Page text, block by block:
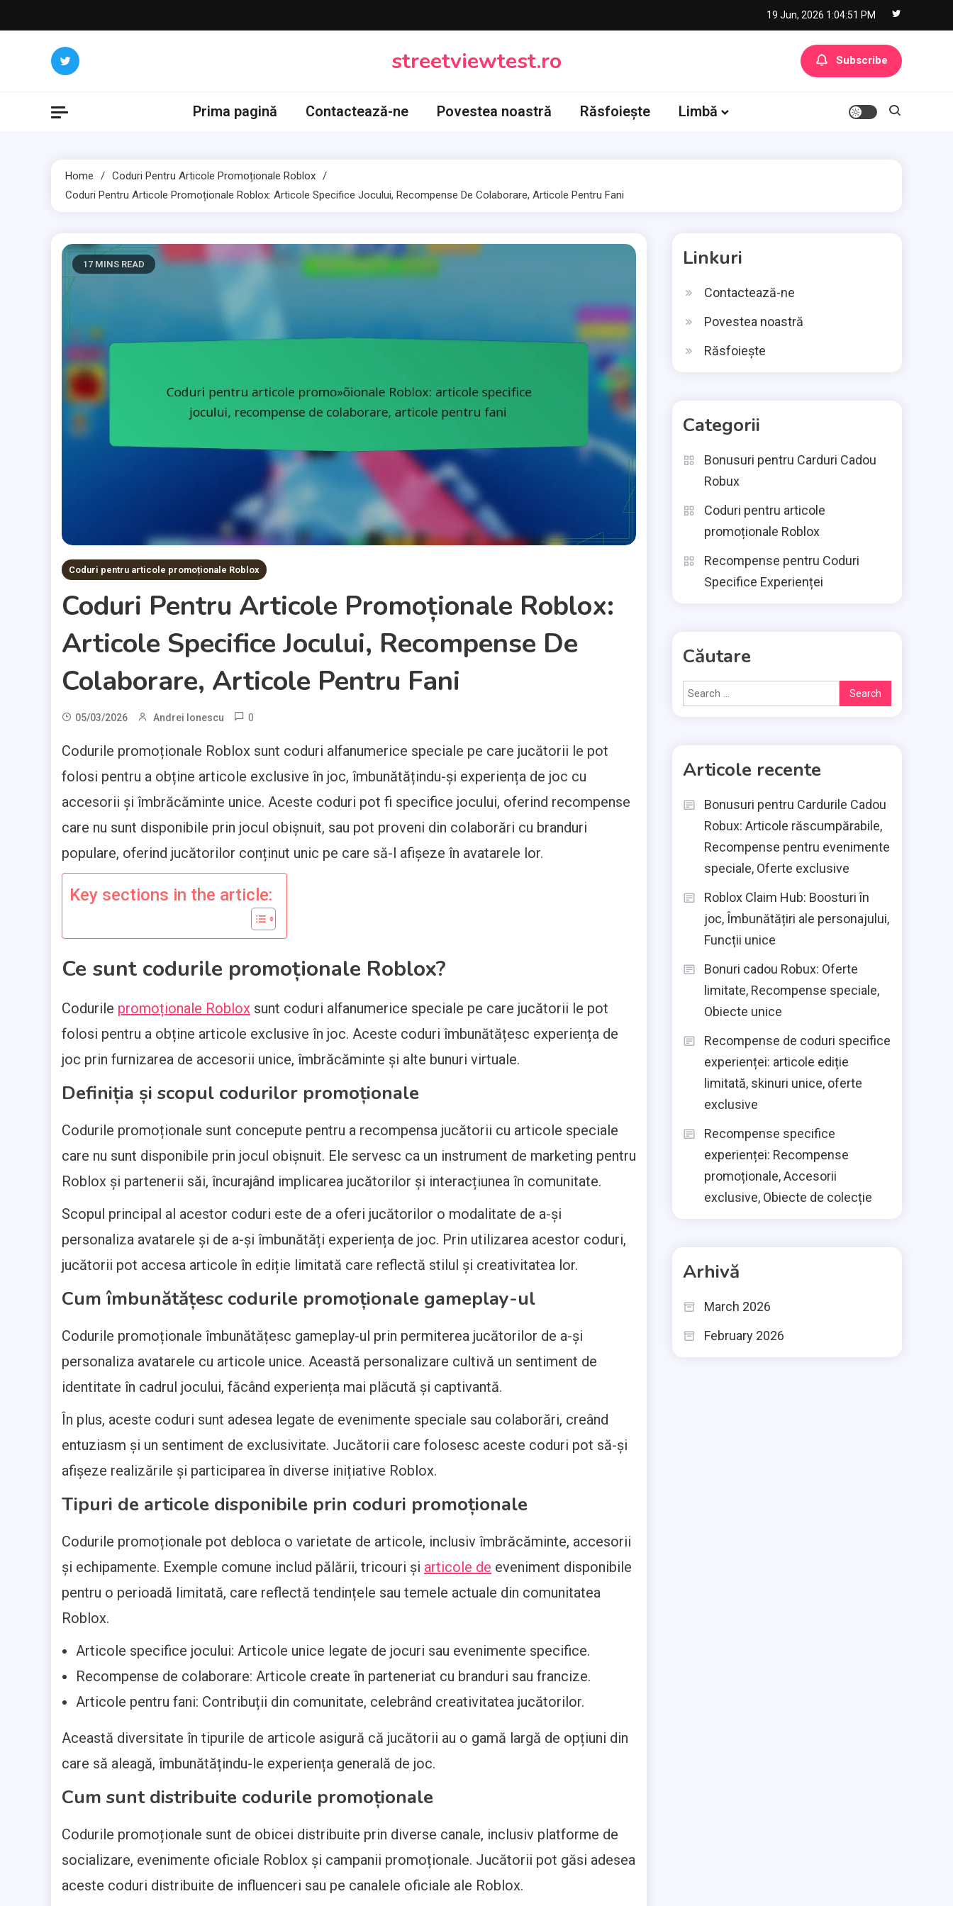
to
19 Jun, 2026 1:04:52 PM
streetviewtest.ro Subscribe
Prima pagină Contactează-ne Povestea noastră Răsfoiește Limbă
Home
Coduri Pentru Articole Promoționale Roblox
Coduri Pentru Articole Promoționale Roblox: Articole Specifice Jocului, Recompense De Colaborare, Articole Pentru Fani
17 MINS READ
Coduri pentru articole promoționale Roblox
Coduri Pentru Articole Promoționale Roblox:
Articole Specifice Jocului, Recompense De
Colaborare, Articole Pentru Fani
05/03/2026 Andrei Ionescu 0
Codurile promoționale Roblox sunt coduri alfanumerice speciale pe care jucătorii le pot
folosi pentru a obține articole exclusive în joc, îmbunătățindu-și experiența de joc cu
accesorii și îmbrăcăminte unice. Aceste coduri pot fi specifice jocului, oferind recompense
care nu sunt disponibile prin jocul obișnuit, sau pot proveni din colaborări cu branduri
populare, oferind jucătorilor conținut unic pe care să-l afișeze în avatarele lor.
Key sections in the article:
Ce sunt codurile promoționale Roblox?
Codurile promoționale Roblox sunt coduri alfanumerice speciale pe care jucătorii le pot
folosi pentru a obține articole exclusive în joc. Aceste coduri îmbunătățesc experiența de
joc prin furnizarea de accesorii unice, îmbrăcăminte și alte bunuri virtuale.
Definiția și scopul codurilor promoționale
Codurile promoționale sunt concepute pentru a recompensa jucătorii cu articole speciale
care nu sunt disponibile prin jocul obișnuit. Ele servesc ca un instrument de marketing pentru
Roblox și partenerii săi, încurajând implicarea jucătorilor și interacțiunea în comunitate.
Scopul principal al acestor coduri este de a oferi jucătorilor o modalitate de a-și
personaliza avatarele și de a-și îmbunătăți experiența de joc. Prin utilizarea acestor coduri,
jucătorii pot accesa articole în ediție limitată care reflectă stilul și creativitatea lor.
Cum îmbunătățesc codurile promoționale gameplay-ul
Codurile promoționale îmbunătățesc gameplay-ul prin permiterea jucătorilor de a-și
personaliza avatarele cu articole unice. Această personalizare cultivă un sentiment de
identitate în cadrul jocului, făcând experiența mai plăcută și captivantă.
În plus, aceste coduri sunt adesea legate de evenimente speciale sau colaborări, creând
entuziasm și un sentiment de exclusivitate. Jucătorii care folosesc aceste coduri pot să-și
afișeze realizările și participarea în diverse inițiative Roblox.
Tipuri de articole disponibile prin coduri promoționale
Codurile promoționale pot debloca o varietate de articole, inclusiv îmbrăcăminte, accesorii
și echipamente. Exemple comune includ pălării, tricouri și articole de eveniment disponibile
pentru o perioadă limitată, care reflectă tendințele sau temele actuale din comunitatea
Roblox.
Articole specifice jocului: Articole unice legate de jocuri sau evenimente specifice.
Recompense de colaborare: Articole create în parteneriat cu branduri sau francize.
Articole pentru fani: Contribuții din comunitate, celebrând creativitatea jucătorilor.
Această diversitate în tipurile de articole asigură că jucătorii au o gamă largă de opțiuni din
care să aleagă, îmbunătățindu-le experiența generală de joc.
Cum sunt distribuite codurile promoționale
Codurile promoționale sunt de obicei distribuite prin diverse canale, inclusiv platforme de
socializare, evenimente oficiale Roblox și campanii promoționale. Jucătorii pot găsi adesea
aceste coduri distribuite de influenceri sau pe canalele oficiale ale Roblox.
Linkuri
Contactează-ne
Povestea noastră
Răsfoiește
Categorii
Bonusuri pentru Carduri Cadou
Robux
Coduri pentru articole
promoționale Roblox
Recompense pentru Coduri
Specifice Experienței
Căutare
Search
for:
Articole recente
Bonusuri pentru Cardurile Cadou
Robux: Articole răscumpărabile,
Recompense pentru evenimente
speciale, Oferte exclusive
Roblox Claim Hub: Boosturi în
joc, Îmbunătățiri ale personajului,
Funcții unice
Bonuri cadou Robux: Oferte
limitate, Recompense speciale,
Obiecte unice
Recompense de coduri specifice
experienței: articole ediție
limitată, skinuri unice, oferte
exclusive
Recompense specifice
experienței: Recompense
promoționale, Accesorii
exclusive, Obiecte de colecție
Arhivă
March 2026
February 2026